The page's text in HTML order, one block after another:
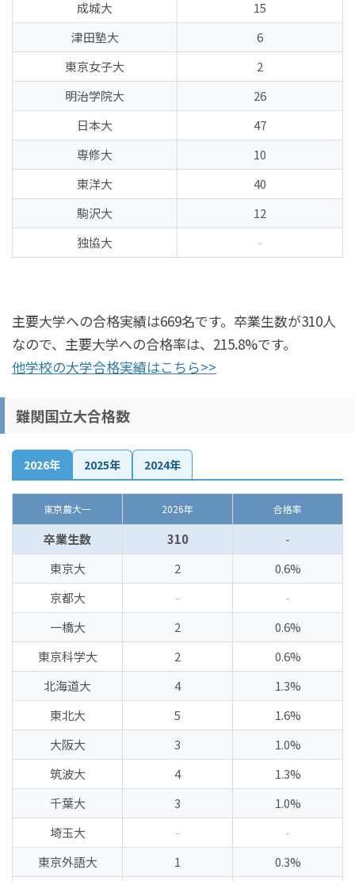
成城大
15
津田塾大
6
東京女子大
2
明治学院大
26
日本大
47
専修大
10
東洋大
40
駒沢大
12
独協大
-
主要大学への合格実績は669名です。卒業生数が310人
なので、主要大学への合格率は、215.8%です。
他学校の大学合格実績はこちら>>
難関国立大合格数
2026年 2025年 2024年
東京農大一 2026年 合格率
卒業生数 310
-
東京大
2
0.6%
京都大
-
-
一橋大
2
0.6%
東京科学大
2
0.6%
北海道大
4
1.3%
東北大
5
1.6%
大阪大
3
1.0%
筑波大
4
1.3%
千葉大
3
1.0%
埼玉大
-
-
東京外語大
1
0.3%